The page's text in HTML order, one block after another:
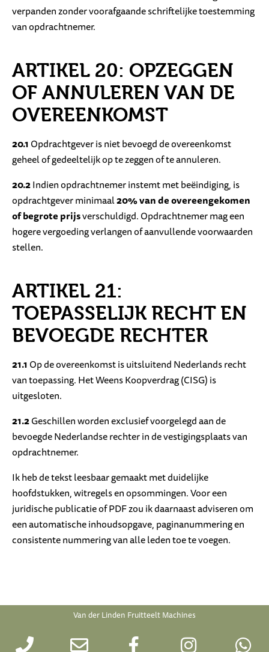
verpanden zonder voorafgaande schriftelijke toestemming
van opdrachtnemer.
ARTIKEL 20: OPZEGGEN
OF ANNULEREN VAN DE
OVEREENKOMST
20.1Opdrachtgever is niet bevoegd de overeenkomst
geheel of gedeeltelijk op te zeggen of te annuleren.
20.2Indien opdrachtnemer instemt met beëindiging, is
opdrachtgever minimaal20% van de overeengekomen
of begrote prijsverschuldigd. Opdrachtnemer mag een
hogere vergoeding verlangen of aanvullende voorwaarden
stellen.
ARTIKEL 21:
TOEPASSELIJK RECHT EN
BEVOEGDE RECHTER
21.1Op de overeenkomst is uitsluitend Nederlands recht
van toepassing. Het Weens Koopverdrag (CISG) is
uitgesloten.
21.2Geschillen worden exclusief voorgelegd aan de
bevoegde Nederlandse rechter in de vestigingsplaats van
opdrachtnemer.
Ik heb de tekst leesbaar gemaakt met duidelijke
hoofdstukken, witregels en opsommingen. Voor een
juridische publicatie of PDF zou ik daarnaast adviseren om
een automatische inhoudsopgave, paginanummering en
consistente nummering van alle leden toe te voegen.
Van der Linden Fruitteelt Machines